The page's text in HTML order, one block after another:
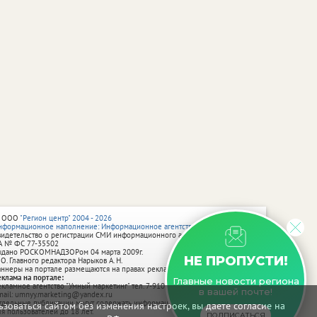
сайтом без изменения настроек, вы даете согласие на
НЕ ПРОПУСТИ!
Главные новости региона
в вашей почте!
"Регион центр" 2004 - 2026
наполнение: Информационное агентство vRossii.ru
о регистрации СМИ информационного агентства vRossii.ru
№ ФС 77‑35502
РОСКОМНАДЗОРом 04 марта 2009г.
Главного редактора Нарыков А. Н.
на портале размещаются на правах рекламы.
на портале:
агентство "Умный маркетинг" тел. 7-910-267-70-40,
umnyy.marketing@yandex.ru
публикации могут содержать информацию, не предназначенную
пользователей до 18 лет.